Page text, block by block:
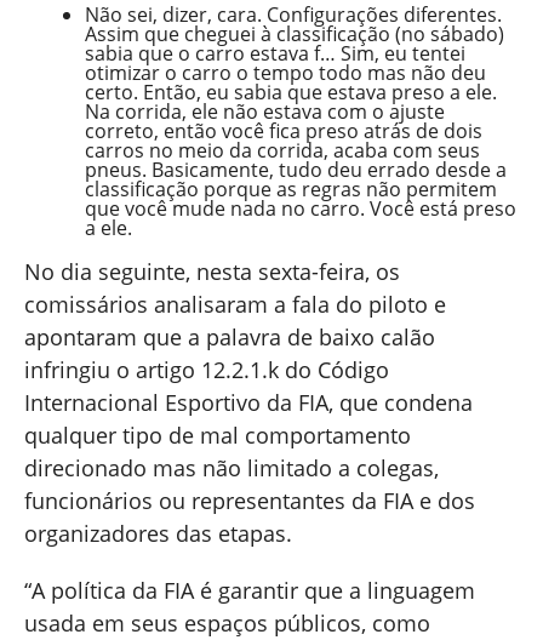
Não sei, dizer, cara. Configurações diferentes.
Assim que cheguei à classificação (no sábado)
sabia que o carro estava f… Sim, eu tentei
otimizar o carro o tempo todo mas não deu
certo. Então, eu sabia que estava preso a ele.
Na corrida, ele não estava com o ajuste
correto, então você fica preso atrás de dois
carros no meio da corrida, acaba com seus
pneus. Basicamente, tudo deu errado desde a
classificação porque as regras não permitem
que você mude nada no carro. Você está preso
a ele.
No dia seguinte, nesta sexta-feira, os
comissários analisaram a fala do piloto e
apontaram que a palavra de baixo calão
infringiu o artigo 12.2.1.k do Código
Internacional Esportivo da FIA, que condena
qualquer tipo de mal comportamento
direcionado mas não limitado a colegas,
funcionários ou representantes da FIA e dos
organizadores das etapas.
“A política da FIA é garantir que a linguagem
usada em seus espaços públicos, como